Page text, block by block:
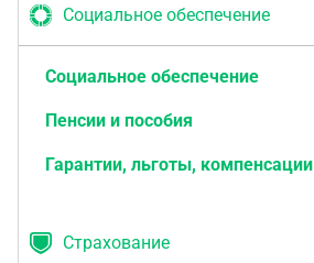
Социальное обеспечение
Социальное обеспечение
Пенсии и пособия
Гарантии, льготы, компенсации
Страхование